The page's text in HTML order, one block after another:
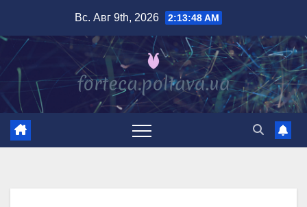
содержимому
Вс. Авг 9th, 2026 2:13:49 AM